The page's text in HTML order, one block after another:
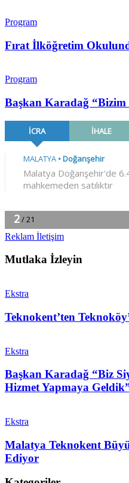
Program
Fırat İlköğretim
Program
Başkan Karadağ
Reklam İletişim
Mutlaka İzleyin
Ekstra
Teknokent’ten
Ekstra
Başkan Karadağ “Biz
Hizmet Yapmaya
Ekstra
Malatya Teknokent
Ediyor